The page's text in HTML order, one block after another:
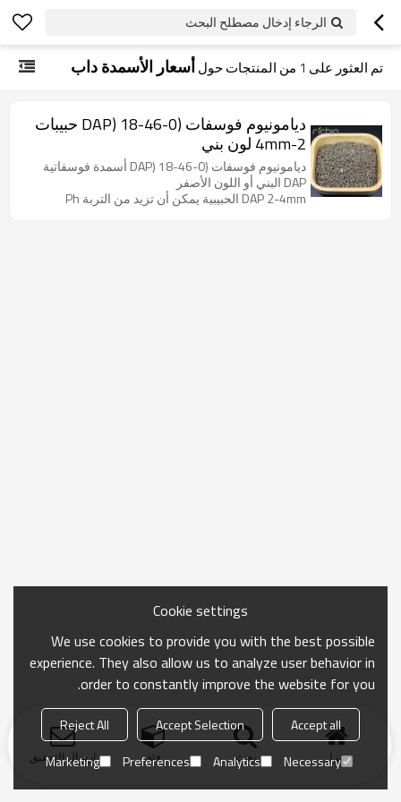
الرجاء إدخال مصطلح البحث
تم العثور على 1 من المنتجات حولأسعار الأسمدة داب
ديامونيوم فوسفات (DAP) 18-46-0 حبيبات
2-4mm لون بني
ديامونيوم فوسفات (DAP) 18-46-0 أسمدة فوسفاتية
DAP البني أو اللون الأصفر
DAP 2-4mm الحبيبية يمكن أن تزيد من التربة Ph
منزل بحث فئة ارسال التحقيق
Cookie settings
We use cookies to provide you with the best possible
experience. They also allow us to analyze user behavior in
order to constantly improve the website for you.
Accept all
Accept Selection
Reject All
Necessary
Analytics
Preferences
Marketing